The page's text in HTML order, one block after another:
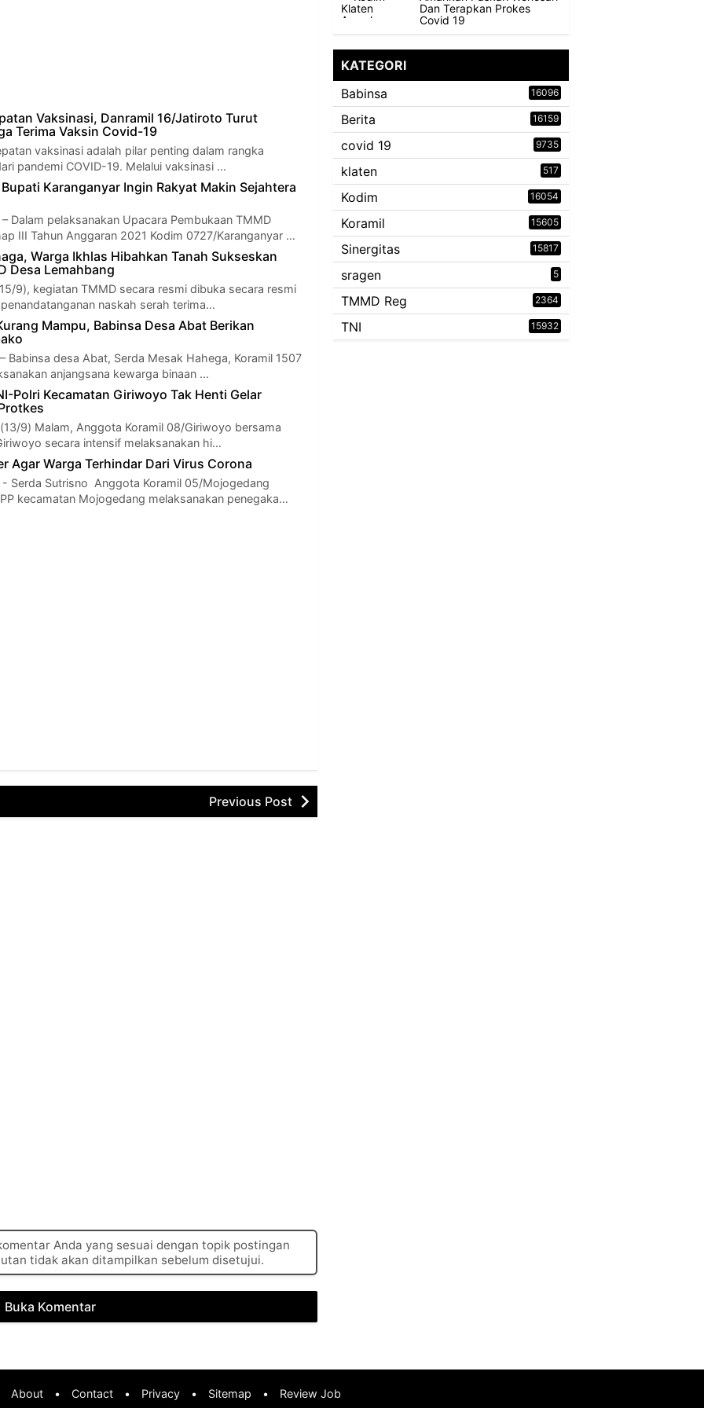
Vaksinasi, Danramil 16/Jatiroto Turut
Terima Vaksin Covid-19
vaksinasi adalah pilar penting dalam rangka
pandemi COVID-19. Melalui vaksinasi …
Karanganyar Ingin Rakyat Makin Sejahtera
– Dalam pelaksanakan Upacara Pembukaan TMMD
III Tahun Anggaran 2021 Kodim 0727/Karanganyar …
Warga Ikhlas Hibahkan Tanah Sukseskan
Desa Lemahbang
9), kegiatan TMMD secara resmi dibuka secara resmi
naskah serah terima…
Mampu, Babinsa Desa Abat Berikan
Babinsa desa Abat, Serda Mesak Hahega, Koramil 1507
anjangsana kewarga binaan …
Polri Kecamatan Giriwoyo Tak Henti Gelar
9) Malam, Anggota Koramil 08/Giriwoyo bersama
secara intensif melaksanakan hi…
Agar Warga Terhindar Dari Virus Corona
- Serda Sutrisno Anggota Koramil 05/Mojogedang
kecamatan Mojogedang melaksanakan penegaka…
Previous Post
Anda yang sesuai dengan topik postingan
tidak akan ditampilkan sebelum disetujui.
Buka Komentar
Dan Terapkan Prokes
Covid 19
KATEGORI
Babinsa
16096
Berita 16159
covid 19 9735
klaten 517
Kodim 16054
Koramil 15605
Sinergitas 15817
sragen 5
TMMD Reg 2364
TNI 15932
About • Contact • Privacy • Sitemap • Review Job